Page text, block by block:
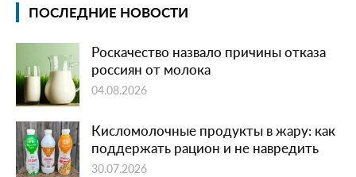
ПОСЛЕДНИЕ НОВОСТИ
Роскачество назвало причины отказа
россиян от молока
04.08.2026
Кисломолочные продукты в жару: как
поддержать рацион и не навредить
30.07.2026